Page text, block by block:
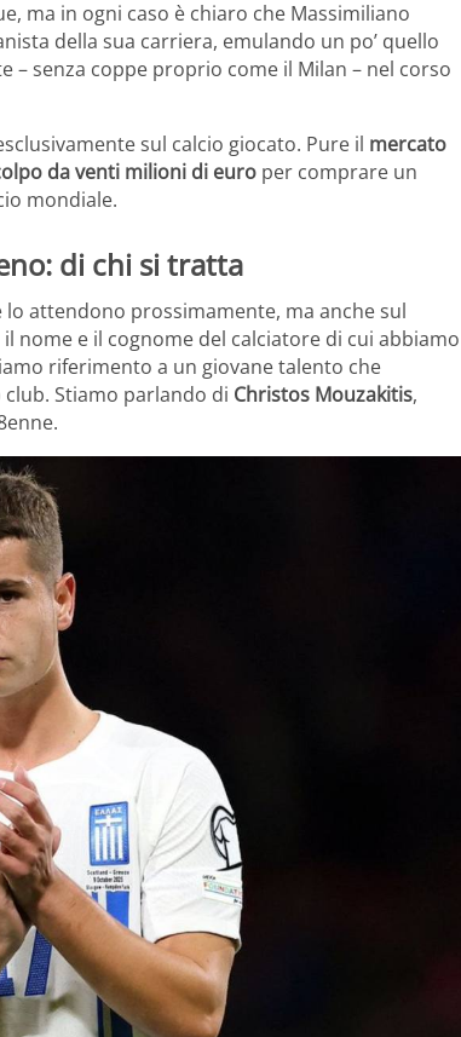
ma in ogni caso è chiaro che Massimiliano
della sua carriera, emulando un po’ quello
senza coppe proprio come il Milan – nel corso
sul calcio giocato. Pure il mercato
da venti milioni di euro per comprare un
mondiale.
di chi si tratta
attendono prossimamente, ma anche sul
nome e il cognome del calciatore di cui abbiamo
riferimento a un giovane talento che
Stiamo parlando di Christos Mouzakitis,